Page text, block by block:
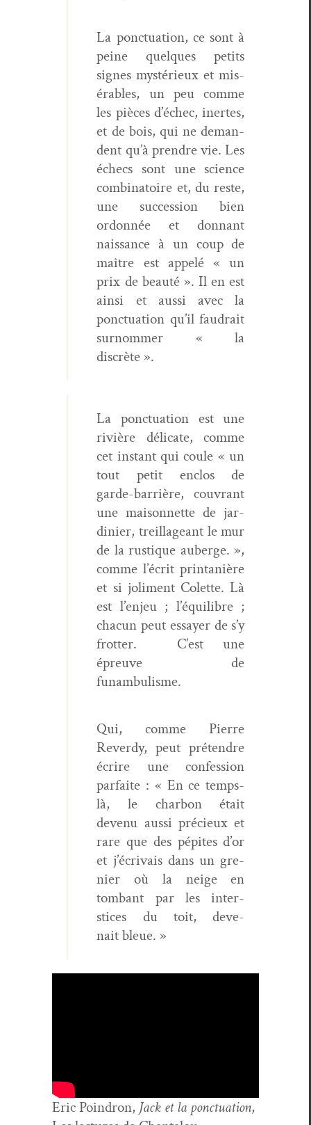
La ponc­tu­a­tion, ce sont à
peine quelques petits
signes mys­térieux et mis­
érables, un peu comme
les pièces d’échec, inertes,
et de bois, qui ne deman­
dent qu’à pren­dre vie. Les
échecs sont une sci­ence
com­bi­na­toire et, du reste,
une suc­ces­sion bien
ordon­née et don­nant
nais­sance à un coup de
maître est appelé « un
prix de beauté ». Il en est
ain­si et aus­si avec la
ponc­tu­a­tion qu’il faudrait
surnom­mer « la
discrète ».
La ponc­tu­a­tion est une
riv­ière déli­cate, comme
cet instant qui coule « un
tout petit enc­los de
garde-bar­rière, cou­vrant
une maison­nette de jar­
dinier, treil­lageant le mur
de la rus­tique auberge. »,
comme l’écrit print­anière
et si joli­ment Colette. Là
est l’en­jeu ; l’équilibre ;
cha­cun peut essay­er de s’y
frot­ter.
C’est une
épreuve de
funambulisme.
Qui, comme Pierre
Reverdy, peut pré­ten­dre
écrire une con­fes­sion
par­faite : « En ce temps-
là, le char­bon était
devenu aus­si pré­cieux et
rare que des pépites d’or
et j’écrivais dans un gre­
nier où la neige en
tombant par les inter­
stices du toit, deve­
nait bleue. »
Eric Poindron, Jack et la ponc­tu­a­tion,